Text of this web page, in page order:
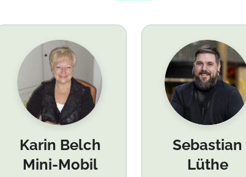
Karin Belch
Mini-Mobil
Sebastian
Lüthe